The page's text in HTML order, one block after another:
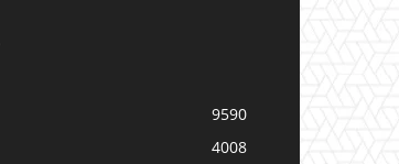
9590
4008